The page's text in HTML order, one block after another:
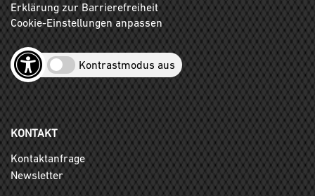
Erklärung zur Barrierefreiheit
Cookie-Einstellungen anpassen
Kontrastmodus aus
KONTAKT
Kontaktanfrage
Newsletter